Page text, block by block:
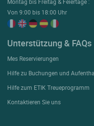
Von 9:00 bis 18:00 Uhr
Unterstützung & FAQs
Mes Reservierungen
Hilfe zu Buchungen und
Hilfe zum ETIK Treueprogramm
Kontaktieren Sie uns